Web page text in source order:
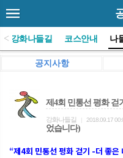
<)강화나들길 코스안내 나
공지사항
제4회 민통선 평화 걷
었습니다)
강화나들길 2018.09.17
“제4회 민통선 평화 걷기 -더 좋은